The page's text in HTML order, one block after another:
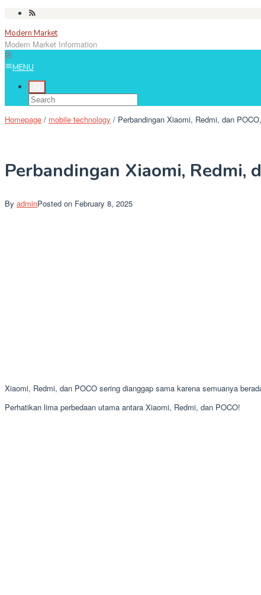
Skip
content
Modern Market
Modern Market Information
MENU
Homepage / mobile technology / Perbandingan Xiaomi, Redmi, dan
Perbandingan Xiaomi, Redmi,
By adminPosted on February 8, 2025
Xiaomi, Redmi, dan POCO sering dianggap sama karena semuanya
Perhatikan lima perbedaan utama antara Xiaomi, Redmi, dan POCO!